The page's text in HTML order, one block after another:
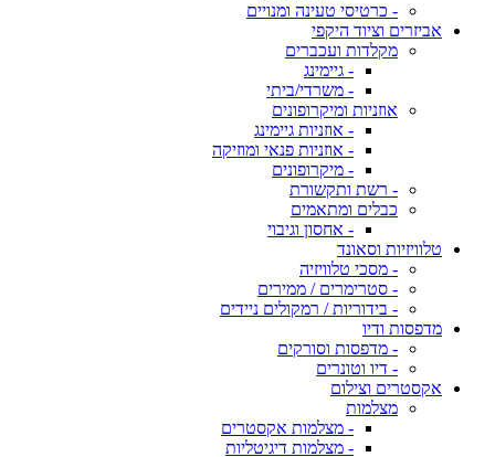
- כרטיסי טעינה ומנויים
אביזרים וציוד היקפי
מקלדות ועכברים
- גיימינג
- משרדי/ביתי
אוזניות ומיקרופונים
- אוזניות גיימינג
- אוזניות פנאי ומוזיקה
- מיקרופונים
- רשת ותקשורת
כבלים ומתאמים
- אחסון וגיבוי
טלוויזיות וסאונד
- מסכי טלוויזיה
- סטרימרים / ממירים
- בידוריות / רמקולים ניידים
מדפסות ודיו
- מדפסות וסורקים
- דיו וטונרים
אקסטרים וצילום
מצלמות
- מצלמות אקסטרים
- מצלמות דיגיטליות